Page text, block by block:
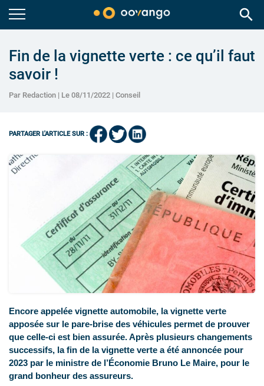
search
Fin de la vignette verte : ce qu’il faut
savoir !
Par Redaction | Le 08/11/2022 | Conseil
PARTAGER L'ARTICLE SUR :
Encore appelée vignette automobile, la vignette verte
apposée sur le pare-brise des véhicules permet de prouver
que celle-ci est bien assurée. Après plusieurs changements
successifs, la fin de la vignette verte a été annoncée pour
2023 par le ministre de l’Économie Bruno Le Maire, pour le
grand bonheur des assureurs.